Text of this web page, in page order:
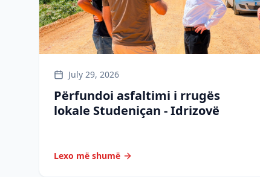
July 29, 2026
Përfundoi asfaltimi i rrugës
lokale Studeniçan - Idrizovë
Lexo më shumë